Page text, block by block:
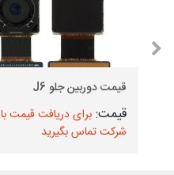
قیمت دوربین جلو J6
برای دریافت قیمت با
شرکت تماس بگیرید